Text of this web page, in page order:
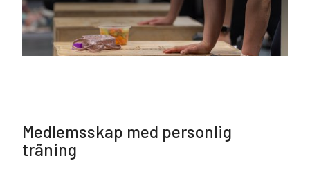
Medlemsskap med personlig
träning